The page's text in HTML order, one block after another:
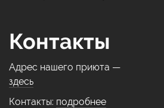
Контакты
Адрес нашего приюта —
здесь
Контакты: подробнее